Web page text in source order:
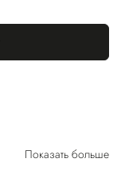
Показать больше